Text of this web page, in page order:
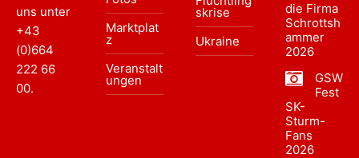
uns unter
+43
(0)664
222 66
00.
Marktplat
z
Veranstalt
ungen
skrise
Ukraine
die Firma
Schrottsh
ammer
2026
GSW
Fest
SK-
Sturm-
Fans
2026